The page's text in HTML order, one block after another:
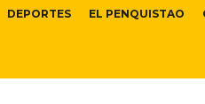
DEPORTES EL PENQUISTAO